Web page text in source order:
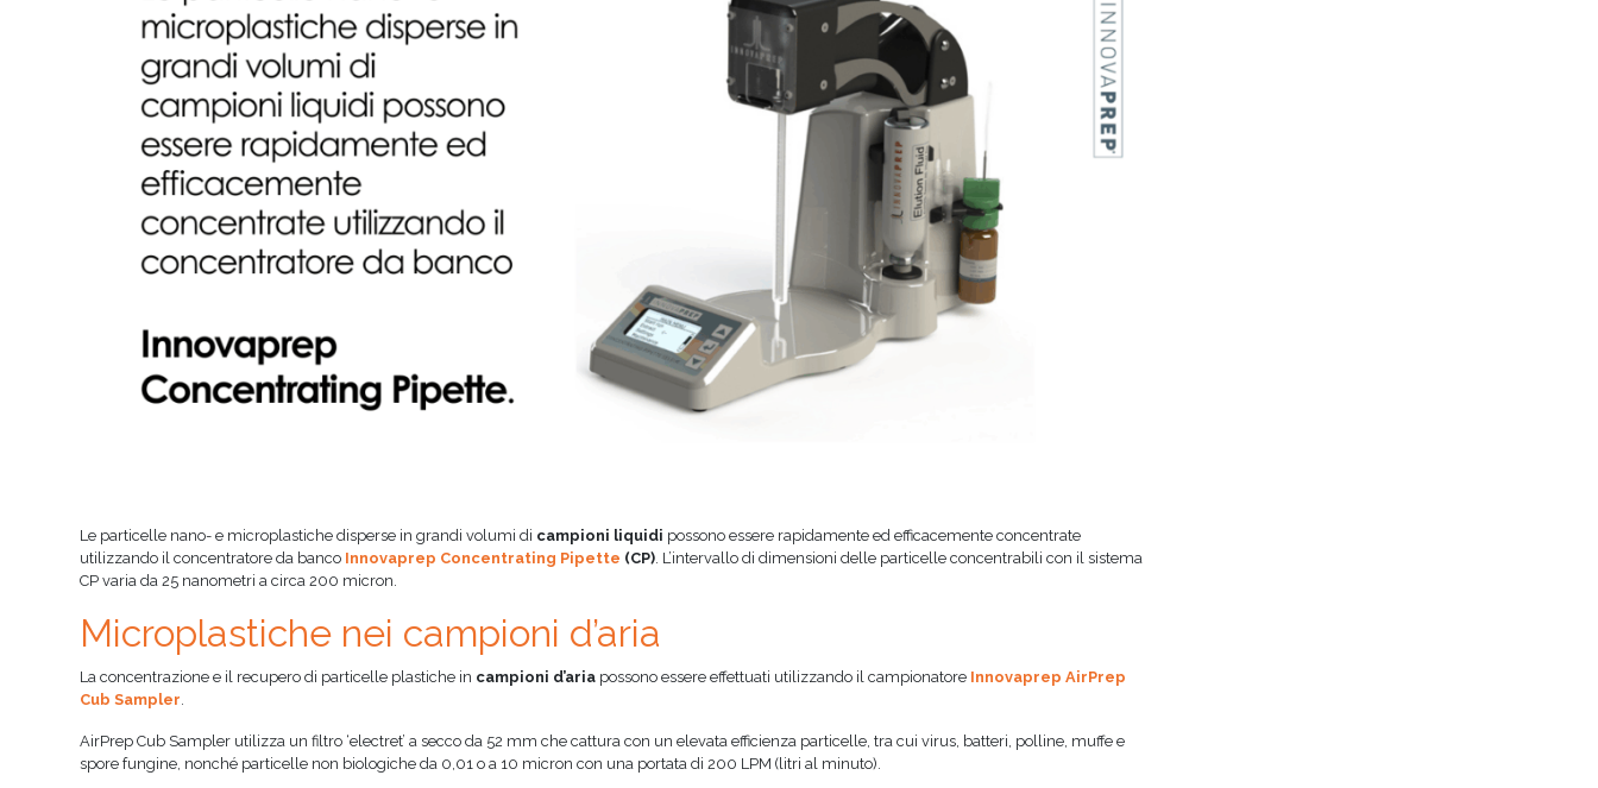
Le particelle nano- e microplastiche disperse in grandi volumi di campioni liquidi possono essere rapidamente ed efficacemente concentrate
utilizzando il concentratore da banco Innovaprep Concentrating Pipette (CP) . L’intervallo di dimensioni delle particelle concentrabili con il sistema
CP varia da 25 nanometri a circa 200 micron.
Microplastiche nei campioni d’aria
La concentrazione e il recupero di particelle plastiche in campioni d’aria possono essere effettuati utilizzando il campionatore Innovaprep AirPrep
Cub Sampler
AirPrep Cub Sampler utilizza un filtro ‘electret’ a secco da 52 mm che cattura con un elevata efficienza particelle, tra cui virus, batteri, polline, muffe e
spore fungine, nonché particelle non biologiche da 0,01 o a 10 micron con una portata di 200 LPM (litri al minuto).